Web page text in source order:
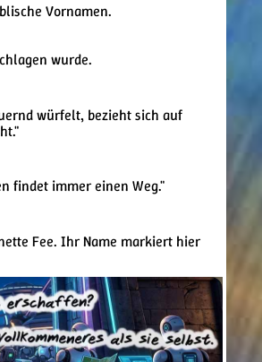
Vornamen.
wurde.
würfelt, bezieht sich auf
findet immer einen Weg."
Fee. Ihr Name markiert hier